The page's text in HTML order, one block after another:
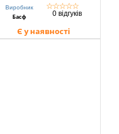
Виробник
Басф
☆☆☆☆☆
0 відгуків
Є у наявності